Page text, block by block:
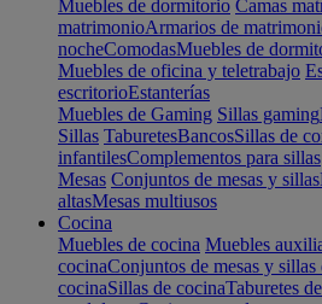
Muebles de dormitorio Camas
matrimonioArmarios de
nocheComodasMuebles de
Muebles de oficina y teletrabajo
escritorioEstanterías
Muebles de Gaming Sillas gaming
Sillas TaburetesBancosSillas de
infantilesComplementos para sillas
Mesas Conjuntos de mesas y sillas
altasMesas multiusos
Cocina
Muebles de cocina Muebles
cocinaConjuntos de mesas y sillas
cocinaSillas de cocinaTaburetes